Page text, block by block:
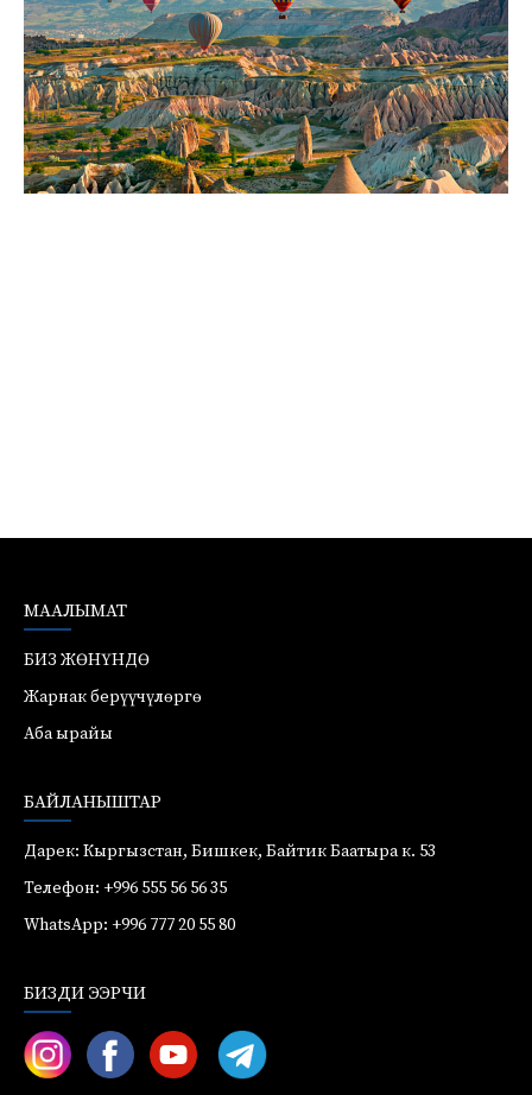
МААЛЫМАТ
БИЗ ЖӨНҮНДӨ
Жарнак берүүчүлөргө
Аба ырайы
БАЙЛАНЫШТАР
Дарек: Кыргызстан, Бишкек, Байтик Баатыра к. 53
Телефон: +996 555 56 56 35
WhatsApp: +996 777 20 55 80
БИЗДИ ЭЭРЧИ